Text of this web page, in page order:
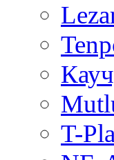
T-